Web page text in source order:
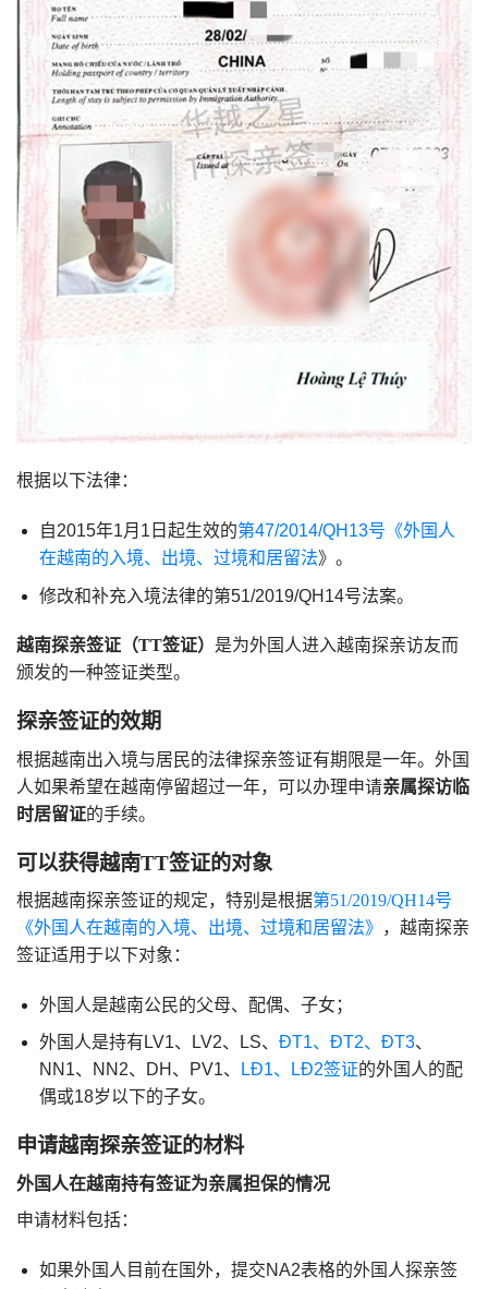
根据以下法律：
自2015年1月1日起生效的第47/2014/QH13号《外国人
在越南的入境、出境、过境和居留法》。
修改和补充入境法律的第51/2019/QH14号法案。
越南探亲签证（TT签证） 是为外国人进入越南探亲访友而
颁发的一种签证类型。
探亲签证的效期
根据越南出入境与居民的法律探亲签证有期限是一年。外国
人如果希望在越南停留超过一年，可以办理申请亲属探访临
时居留证的手续。
可以获得越南TT签证的对象
根据越南探亲签证的规定，特别是根据第51/2019/QH14号
《外国人在越南的入境、出境、过境和居留法》 ，越南探亲
签证适用于以下对象：
外国人是越南公民的父母、配偶、子女；
外国人是持有LV1、LV2、LS、 ĐT1、ĐT2、ĐT3、
NN1、NN2、DH、PV1、
LĐ1、LĐ2签证的外国人的配
偶或18岁以下的子女。
申请越南探亲签证的材料
外国人在越南持有签证为亲属担保的情况
申请材料包括：
如果外国人目前在国外，提交NA2表格的外国人探亲签